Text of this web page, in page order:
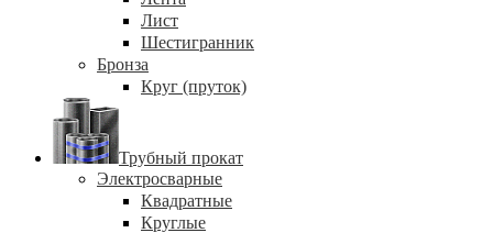
Лист
Шестигранник
Бронза
Круг (пруток)
Трубный прокат
Электросварные
Квадратные
Круглые